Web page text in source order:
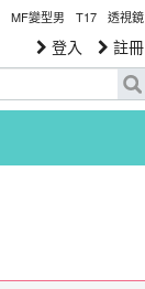
MF變型男 T17 透視鏡
登入 註冊